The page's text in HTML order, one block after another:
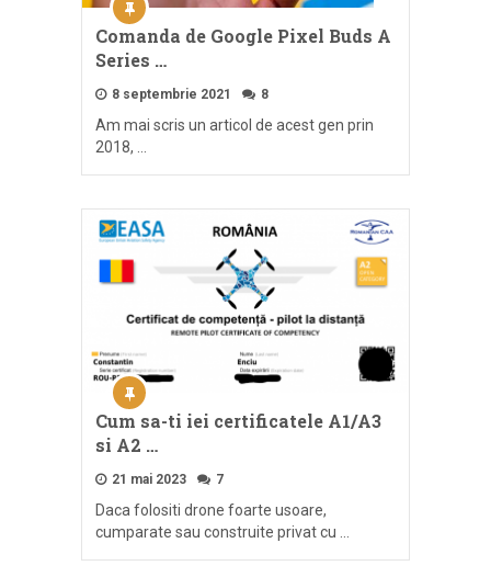
Comanda de Google Pixel Buds A
Series …
8 septembrie 2021 8
Am mai scris un articol de acest gen prin
2018, …
Cum sa-ti iei certificatele A1/A3
si A2 …
21 mai 2023 7
Daca folositi drone foarte usoare,
cumparate sau construite privat cu …